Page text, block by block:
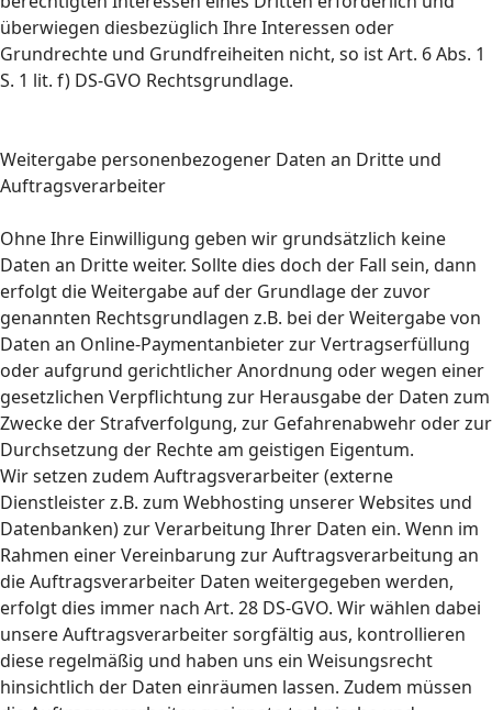
überwiegen diesbezüglich Ihre Interessen oder
Grundrechte und Grundfreiheiten nicht, so ist Art. 6 Abs. 1
S. 1 lit. f) DS-GVO Rechtsgrundlage.
Weitergabe personenbezogener Daten an Dritte und
Auftragsverarbeiter
Ohne Ihre Einwilligung geben wir grundsätzlich keine
Daten an Dritte weiter. Sollte dies doch der Fall sein, dann
erfolgt die Weitergabe auf der Grundlage der zuvor
genannten Rechtsgrundlagen z.B. bei der Weitergabe von
Daten an Online-Paymentanbieter zur Vertragserfüllung
oder aufgrund gerichtlicher Anordnung oder wegen einer
gesetzlichen Verpflichtung zur Herausgabe der Daten zum
Zwecke der Strafverfolgung, zur Gefahrenabwehr oder zur
Durchsetzung der Rechte am geistigen Eigentum.
Wir setzen zudem Auftragsverarbeiter (externe
Dienstleister z.B. zum Webhosting unserer Websites und
Datenbanken) zur Verarbeitung Ihrer Daten ein. Wenn im
Rahmen einer Vereinbarung zur Auftragsverarbeitung an
die Auftragsverarbeiter Daten weitergegeben werden,
erfolgt dies immer nach Art. 28 DS-GVO. Wir wählen dabei
unsere Auftragsverarbeiter sorgfältig aus, kontrollieren
diese regelmäßig und haben uns ein Weisungsrecht
hinsichtlich der Daten einräumen lassen. Zudem müssen